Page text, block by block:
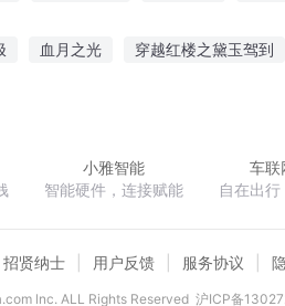
血月之光 穿越红楼之黛玉驾到
小雅智能
智能硬件，连接赋能
车联
自在出
招贤纳士 用户反馈 服务协议
lnc. ALL Rights Reserved 沪ICP备